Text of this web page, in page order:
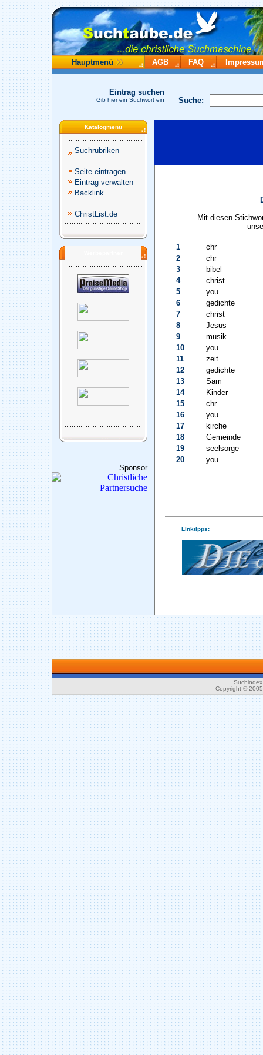
Hauptmenü AGB FAQ
Suche:
Eintrag suchen
Gib hier ein Suchwort ein
Katalogmenü
Suchrubriken
Seite eintragen
Eintrag verwalten
Backlink
ChristList.de
Sponsor
Mit diesen
1
chr
2
chr
3
bibel
4
christ
5
you
6
gedichte
7
christ
8
Jesus
9
musik
10
you
11
zeit
12
gedichte
13
Sam
14
Kinder
15
chr
16
you
17
kirche
18
Gemeinde
19
seelsorge
20
you
Linktipps:
Copyright ©